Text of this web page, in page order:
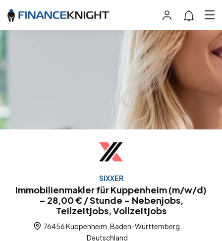
SIXXER
Immobilienmakler für Kuppenheim (m/w/d)
– 28,00 € / Stunde – Nebenjobs,
Teilzeitjobs, Vollzeitjobs
76456 Kuppenheim, Baden-Württemberg,
Deutschland